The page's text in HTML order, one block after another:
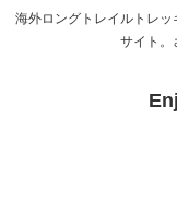
海外ロングトレイルトレ
サイト。